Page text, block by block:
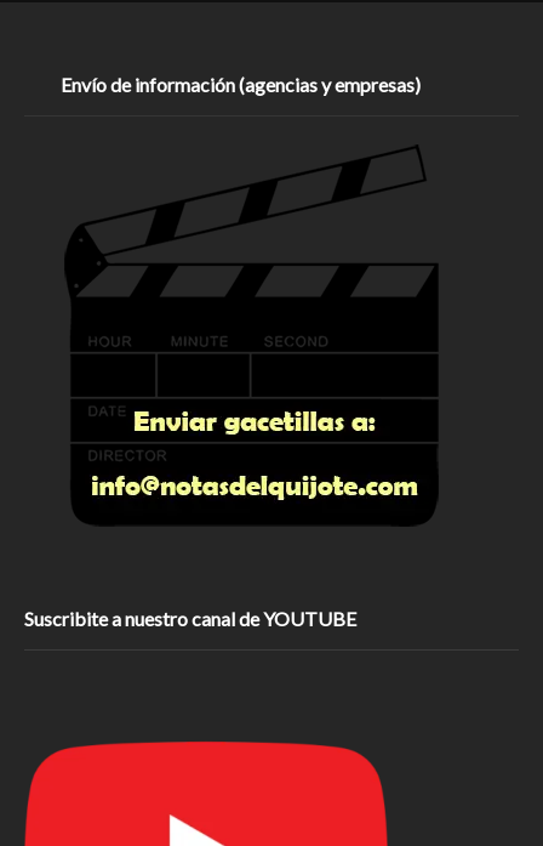
Envío de información (agencias y empresas)
Suscribite a nuestro canal de YOUTUBE